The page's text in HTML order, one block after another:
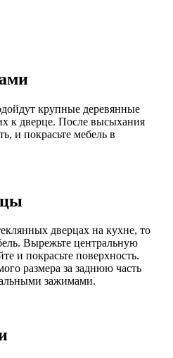
крупные деревянные
к дверце. После высыхания
и покрасьте мебель в
дверцах на кухне, то
Вырежьте центральную
и покрасьте поверхность.
размера за заднюю часть
зажимами.